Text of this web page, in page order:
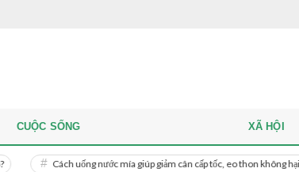
Cách uống nước mía giúp giảm cân cấp tốc, eo thon không hại sức khỏe
CUỘC SỐNG XÃ HỘI